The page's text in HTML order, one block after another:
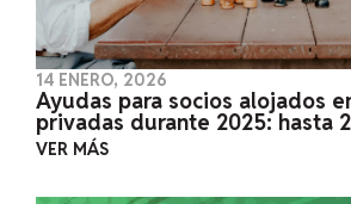
14 ENERO, 2026
Ayudas para socios alojados
privadas durante 2025: hasta
VER MÁS